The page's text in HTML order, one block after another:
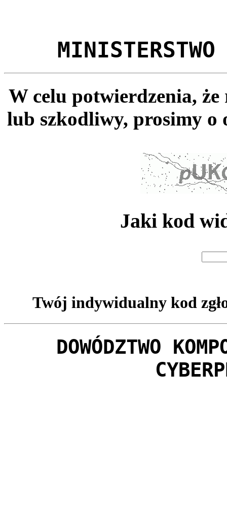
MINISTERSTWO
W celu potwierdzenia,
lub szkodliwy, prosimy o
Jaki kod
Twój indywidualny kod
DOWÓDZTWO